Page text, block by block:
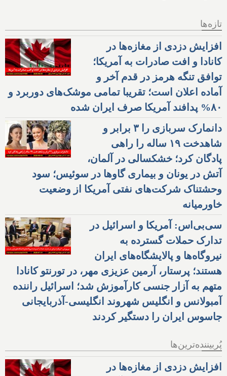
تازه‌ها
افزایش دزدی از مغازه‌ها در
کانادا و افت صادرات به آمریکا؛
توافق تنگه هرمز در قدم آخر و
آماده اعلان است؛ تقریبا تمامی موشک‌های دوربرد و
۸۰% پدافند آمریکا صرف ایران شده
دانمارک سربازی را ۳ برابر و
شاهدخت ۱۹ ساله را راهی
پادگان کرد؛ خشکسالی در آلمان،
آتش در یونان و بیماری گاوها در سوئیس؛ سود
وحشتناک شرکت‌های نفتی آمریکا از وضعیت
خاورمیانه
سی‌بی‌اس: آمریکا و اسرائیل در
تدارک حملات گسترده به
نیروگاه‌ها و پالایشگاه‌های ایران
هستند؛ پرستار، آرمین عزیزی مهر، در تورنتو کانادا
متهم به آزار جنسی کارآموزش شد؛ اسرائیل راننده
آمبولانس و انگلیس شهروند انگلیسی-آذربایجانی
جاسوس ایران را دستگیر کردند
پُربیننده‌ترین‌ها
افزایش دزدی از مغازه‌ها در